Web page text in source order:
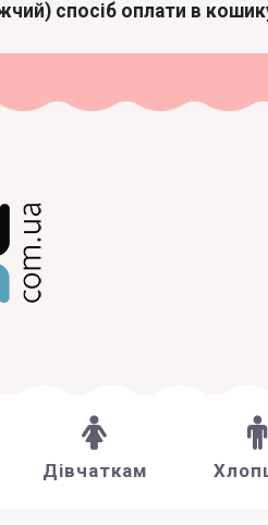
спосіб оплати в
Дівчаткам